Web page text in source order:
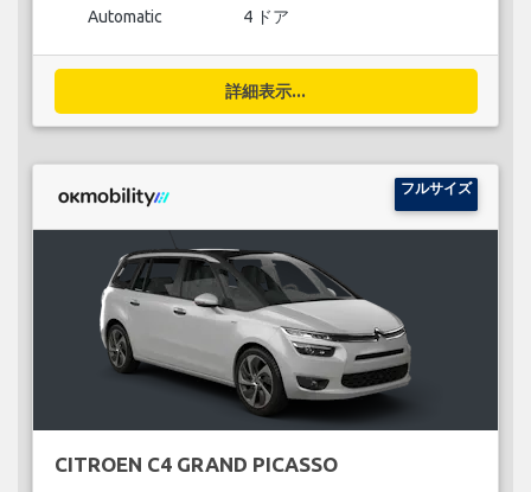
Automatic 4 ドア
詳細表示...
フルサイズ
CITROEN C4 GRAND PICASSO